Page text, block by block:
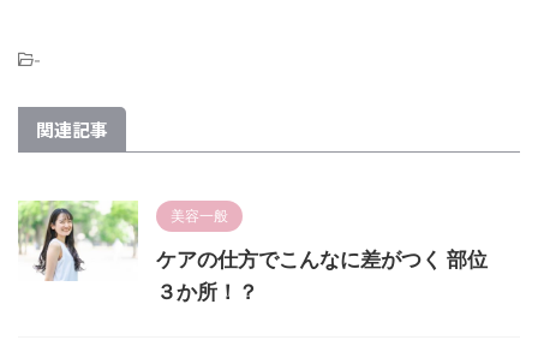
-
関連記事
美容一般
ケアの仕方でこんなに差がつく 部位
３か所！？